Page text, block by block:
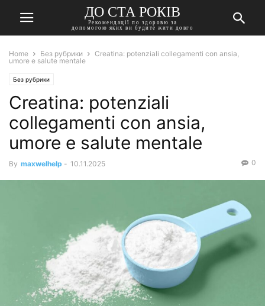
ДО СТА РОКІВ
Рекомендації по здоровю за
допомогою яких ви будите жити довго
Home Без рубрики
Creatina: potenziali collegamenti con ansia,
umore e salute mentale
Без рубрики
Creatina: potenziali
collegamenti con ansia,
umore e salute mentale
By maxwelhelp - 10.11.2025 0